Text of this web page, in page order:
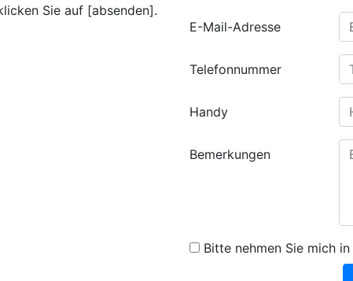
Sie auf [absenden].
E-Mail-Adresse
Telefonnummer
Handy
Bemerkungen
Bitte nehmen Sie mich